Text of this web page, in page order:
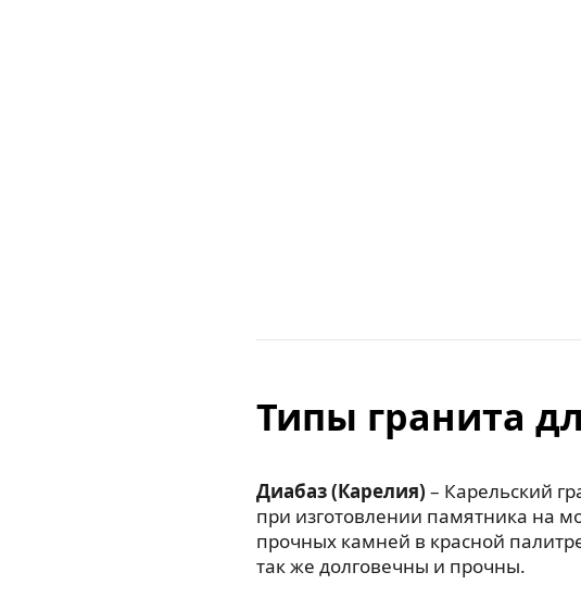
Типы гранита
Диабаз (Карелия) – Карельский
при изготовлении памятника на
прочных камней в красной
так же долговечны и прочны.